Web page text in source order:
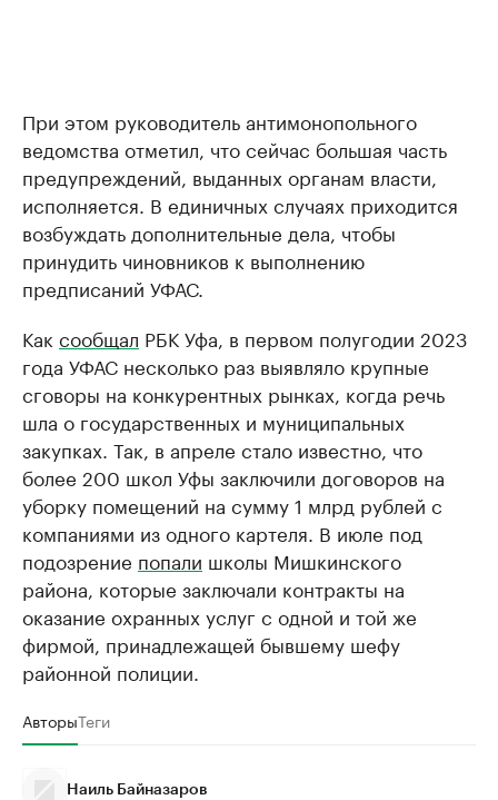
При этом руководитель антимонопольного
ведомства отметил, что сейчас большая часть
предупреждений, выданных органам власти,
исполняется. В единичных случаях приходится
возбуждать дополнительные дела, чтобы
принудить чиновников к выполнению
предписаний УФАС.
Как сообщал РБК Уфа, в первом полугодии 2023
года УФАС несколько раз выявляло крупные
сговоры на конкурентных рынках, когда речь
шла о государственных и муниципальных
закупках. Так, в апреле стало известно, что
более 200 школ Уфы заключили договоров на
уборку помещений на сумму 1 млрд рублей с
компаниями из одного картеля. В июле под
подозрение попали школы Мишкинского
района, которые заключали контракты на
оказание охранных услуг с одной и той же
фирмой, принадлежащей бывшему шефу
районной полиции.
АвторыТеги
Наиль Байназаров